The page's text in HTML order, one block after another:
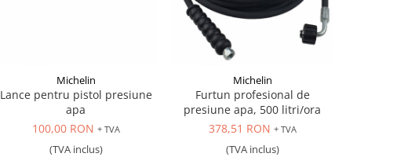
Michelin
Lance pentru pistol presiune
apa
100,00 RON + TVA
(TVA inclus)
Michelin
Furtun profesional de
presiune apa, 500 litri/ora
378,51 RON + TVA
(TVA inclus)